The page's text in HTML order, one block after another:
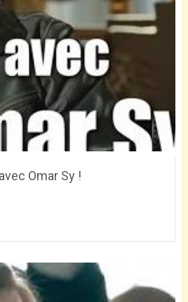
Omar Sy !